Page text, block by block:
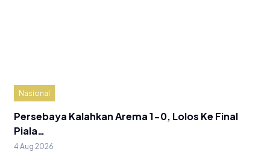
Nasional
Persebaya Kalahkan Arema 1-0, Lolos Ke Final
Piala…
4 Aug 2026